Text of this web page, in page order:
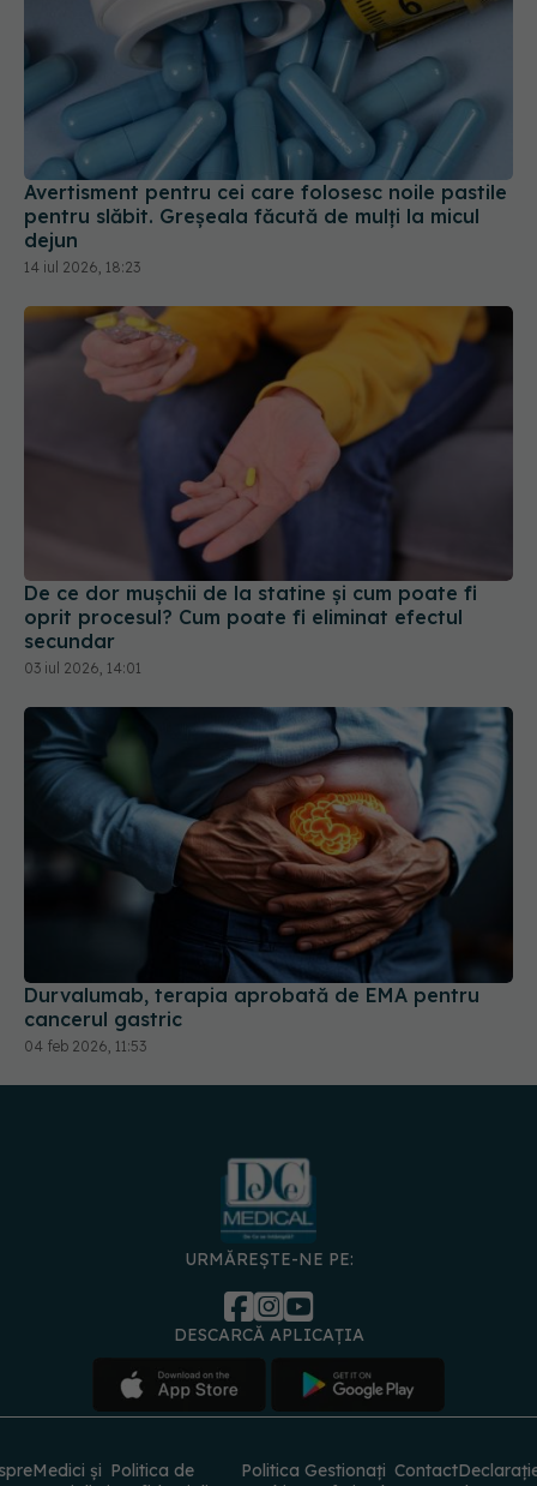
Avertisment pentru cei care folosesc noile pastile
pentru slăbit. Greșeala făcută de mulți la micul
dejun
14 iul 2026, 18:23
De ce dor mușchii de la statine și cum poate fi
oprit procesul? Cum poate fi eliminat efectul
Durvalumab, terapia aprobată de EMA pentru
URMĂREȘTE-NE PE:
DESCARCĂ APLICAȚIA
Politica de
confidențialitate
Cookies
Gestionați
preferințele